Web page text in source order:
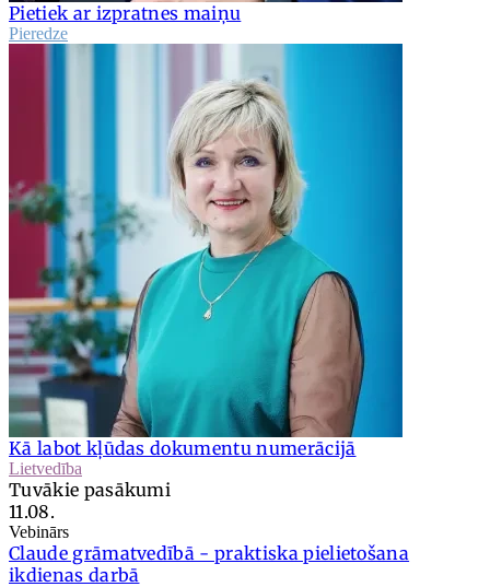
Pietiek ar izpratnes maiņu
Pieredze
Kā labot kļūdas dokumentu numerācijā
Lietvedība
Tuvākie pasākumi
11.08.
Vebinārs
Claude grāmatvedībā - praktiska pielietošana
ikdienas darbā